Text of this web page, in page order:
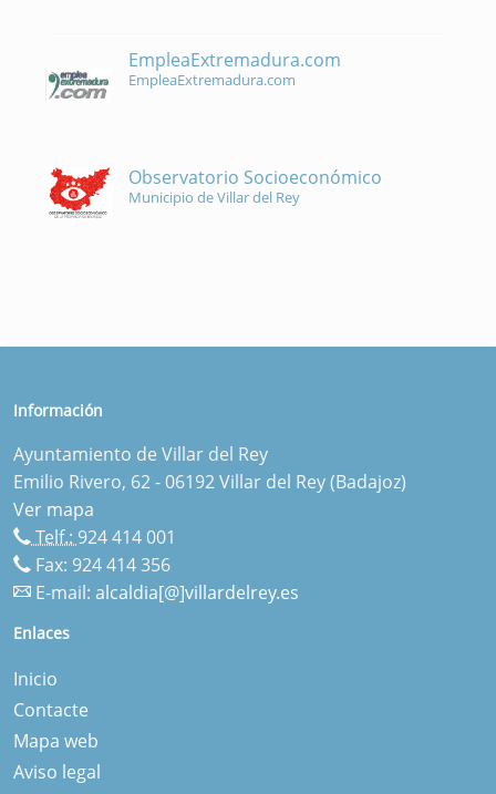
EmpleaExtremadura.com
EmpleaExtremadura.com
Observatorio Socioeconómico
Municipio de Villar del Rey
Información
Ayuntamiento de Villar del Rey
Emilio Rivero, 62 - 06192 Villar del Rey (Badajoz)
Ver mapa
Telf.: 924 414 001
Fax: 924 414 356
E-mail: alcaldia[@]villardelrey.es
Enlaces
Inicio
Contacte
Mapa web
Aviso legal